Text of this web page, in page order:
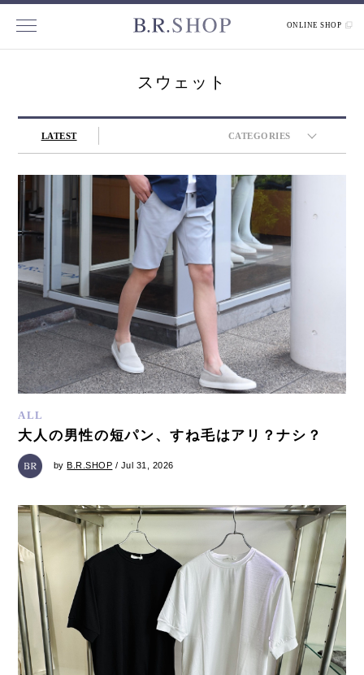
ONLINE SHOP
スウェット
LATEST CATEGORIES
ALL
大人の男性の短パン、すね毛はアリ？ナシ？
by B.R.SHOP / Jul 31, 2026